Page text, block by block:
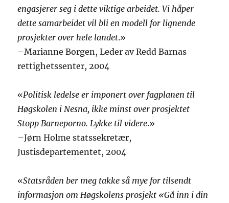
engasjerer seg i dette viktige arbeidet. Vi håper
dette samarbeidet vil bli en modell for lignende
prosjekter over hele landet.»
–Marianne Borgen, Leder av Redd Barnas
rettighetssenter, 2004
«Politisk ledelse er imponert over fagplanen til
Høgskolen i Nesna, ikke minst over prosjektet
Stopp Barneporno. Lykke til videre.»
–Jørn Holme statssekretær,
Justisdepartementet, 2004
«Statsråden ber meg takke så mye for tilsendt
informasjon om Høgskolens prosjekt «Gå inn i din